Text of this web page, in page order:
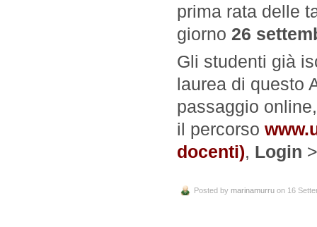
prima rata delle
giorno 26
Gli studenti già
laurea di questo
passaggio
il percorso
docenti), Login
Posted by marinamurru on 16